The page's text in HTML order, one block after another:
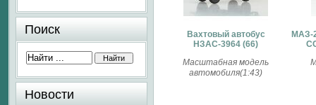
Вахтовый автобус
НЗАС-3964 (66)
Масштабная модель
автомобиля(1:43)
МАЗ-
Поиск
Новости